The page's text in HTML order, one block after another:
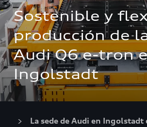
Sostenible y
producción de
Audi Q6 e-tron
Ingolstadt
La sede de Audi en Ingolstadt